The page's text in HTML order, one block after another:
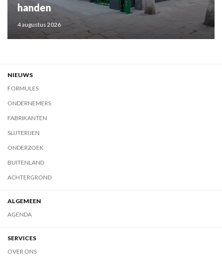
handen
4 augustus 2026
NIEUWS
FORMULES
ONDERNEMERS
FABRIKANTEN
SLIJTERIJEN
ONDERZOEK
BUITENLAND
ACHTERGROND
ALGEMEEN
AGENDA
SERVICES
OVER ONS